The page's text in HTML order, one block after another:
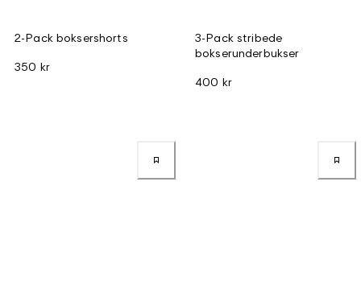
2-Pack boksershorts
350 kr
3-Pack stribede
bokserunderbukser
400 kr